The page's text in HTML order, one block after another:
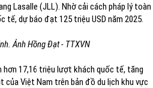
Lasalle (JLL). Nhờ cải cách pháp lý toàn
tế, dự báo đạt 125 triệu USD năm 2025.
Ảnh Hồng Đạt - TTXVN
hơn 17,16 triệu lượt khách quốc tế, tăng
Việt Nam trên bản đồ du lịch khu vực